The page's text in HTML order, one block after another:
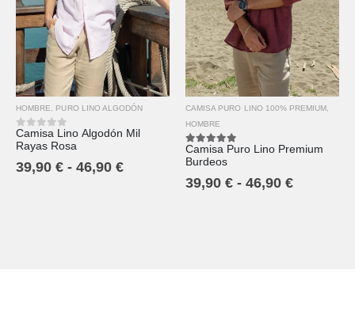
HOMBRE PURO LINO ALGODÓN
0out of 5
Camisa Lino Algodón Mil
Rayas Rosa
39,90 € - 46,90 €
CAMISA PURO LINO 100% PREMIUM
HOMBRE
5.00out of 5
Camisa Puro Lino Premium
Burdeos
39,90 € - 46,90 €